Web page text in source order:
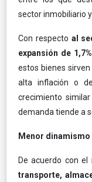
sector inmobiliario
Con respecto al
expansión de
estos bienes
alta inflación o
crecimiento
demanda tiende a
Menor dinamismo
De acuerdo con el
transporte,